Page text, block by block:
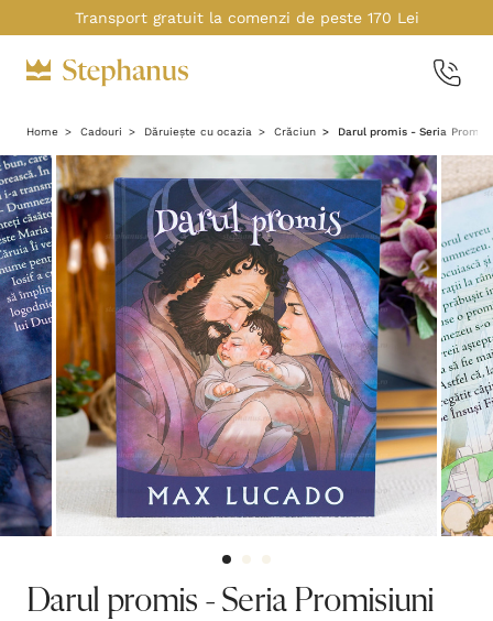
Transport gratuit la comenzi de peste 170 Lei
Home Cadouri Dăruiește cu ocazia Crăciun Darul promis - Seria
Darul promis - Seria Promisiuni